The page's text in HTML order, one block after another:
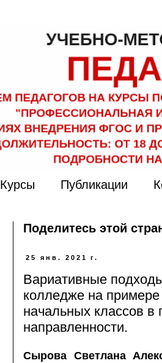
Курсы Публикации
Поделитесь этой
25 янв. 2021 г.
Вариативные
колледже на примере
начальных классов в
направленности.
Сырова Светлана